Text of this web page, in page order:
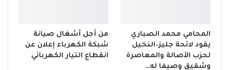
المحامي محمد الصباري
يقود لائحة جليز–النخيل
لحزب الأصالة والمعاصرة
وشقيق وصيفا له…
من أجل أشغال صيانة
شبكة الكهرباء إعلان عن
انقطاع التيار الكهربائي